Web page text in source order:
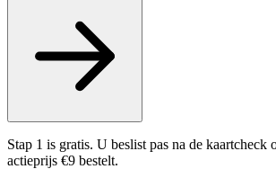
Stap 1 is gratis. U beslist pas na de kaartcheck
actieprijs €9 bestelt.